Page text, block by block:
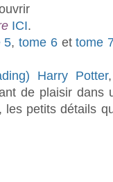
ICI.
5,tome 6ettome
Harry Potter
de plaisir dans
les petits détails